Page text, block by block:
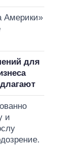
Америки»
для
и